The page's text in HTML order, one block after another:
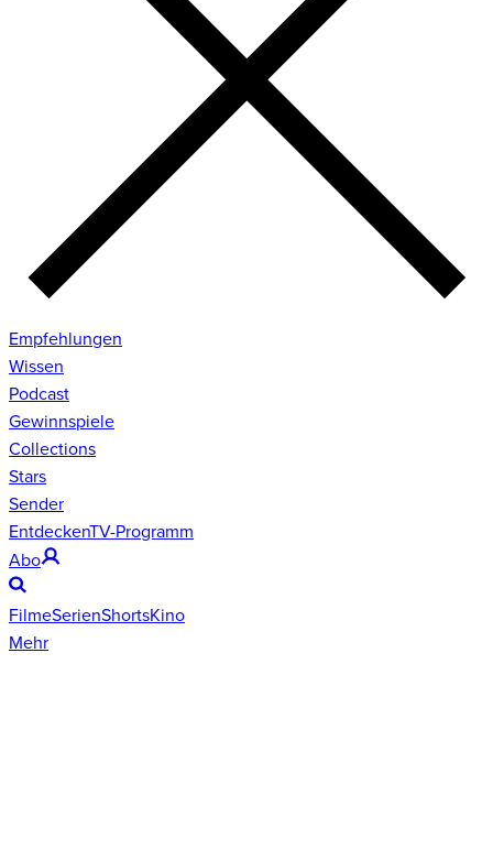
Empfehlungen
Wissen
Podcast
Gewinnspiele
Collections
Stars
Sender
EntdeckenTV-Programm
Abo
FilmeSerienShortsKino
Mehr